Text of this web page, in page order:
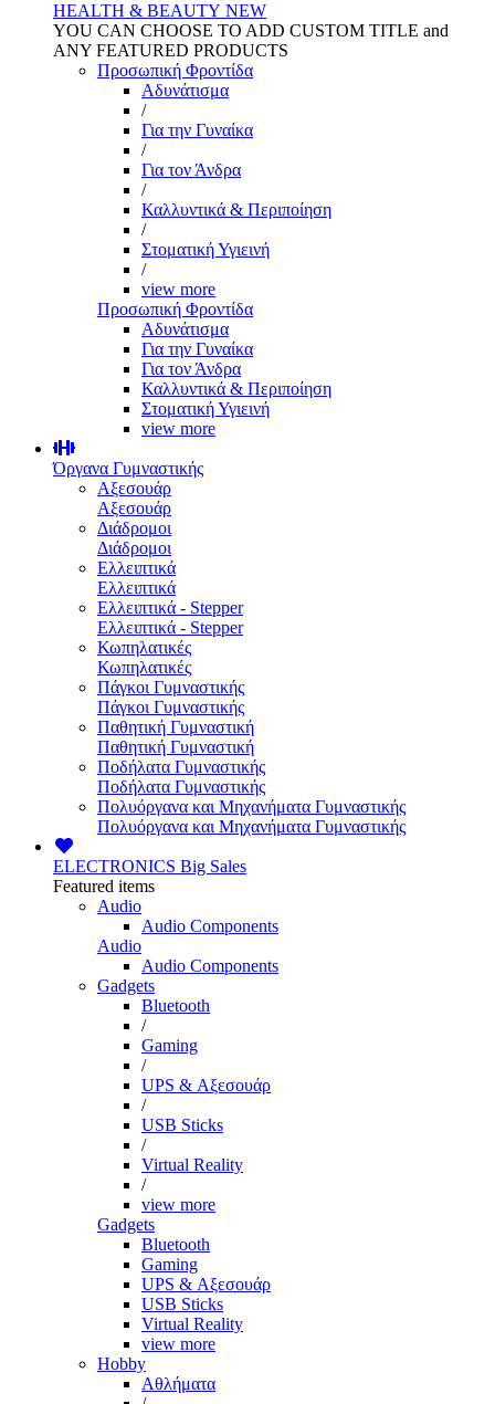
HEALTH & BEAUTY NEW
YOU CAN CHOOSE TO ADD CUSTOM TITLE and
ANY FEATURED PRODUCTS
Προσωπική Φροντίδα
Αδυνάτισμα
/
Για την Γυναίκα
/
Για τον Άνδρα
/
Καλλυντικά & Περιποίηση
/
Στοματική Υγιεινή
/
view more
Προσωπική Φροντίδα
Αδυνάτισμα
Για την Γυναίκα
Για τον Άνδρα
Καλλυντικά & Περιποίηση
Στοματική Υγιεινή
view more
Όργανα Γυμναστικής
Αξεσουάρ
Αξεσουάρ
Διάδρομοι
Διάδρομοι
Ελλειπτικά
Ελλειπτικά
Ελλειπτικά - Stepper
Ελλειπτικά - Stepper
Κωπηλατικές
Κωπηλατικές
Πάγκοι Γυμναστικής
Πάγκοι Γυμναστικής
Παθητική Γυμναστική
Παθητική Γυμναστική
Ποδήλατα Γυμναστικής
Ποδήλατα Γυμναστικής
Πολυόργανα και Μηχανήματα Γυμναστικής
Πολυόργανα και Μηχανήματα Γυμναστικής
ELECTRONICS Big Sales
Featured items
Audio
Audio Components
Audio
Audio Components
Gadgets
Bluetooth
/
Gaming
/
UPS & Αξεσουάρ
/
USB Sticks
/
Virtual Reality
/
view more
Gadgets
Bluetooth
Gaming
UPS & Αξεσουάρ
USB Sticks
Virtual Reality
view more
Hobby
Αθλήματα